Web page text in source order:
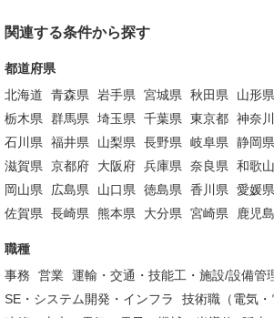
関連する条件から探す
都道府県
北海道
青森県 岩手県 宮城県 秋田県 山形県
栃木県 群馬県 埼玉県 千葉県 東京都 神奈
石川県 福井県 山梨県 長野県 岐阜県 静岡県
滋賀県 京都府 大阪府 兵庫県 奈良県 和歌
岡山県
広島県 山口県 徳島県 香川県 愛媛県
佐賀県 長崎県 熊本県 大分県 宮崎県 鹿児
職種
事務
営業 運輸・交通・技能工・施設/設備管
SE・システム開発・インフラ
技術職（電気・